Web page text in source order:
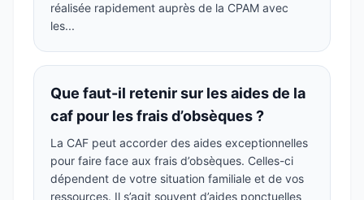
réalisée rapidement auprès de la CPAM avec
les...
Que faut-il retenir sur les aides de la
caf pour les frais d’obsèques ?
La CAF peut accorder des aides exceptionnelles
pour faire face aux frais d’obsèques. Celles-ci
dépendent de votre situation familiale et de vos
ressources. Il s’agit souvent d’aides ponctuelles